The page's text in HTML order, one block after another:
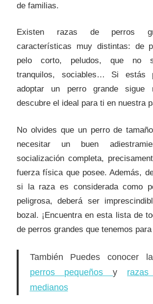
de familias.
Existen razas de perros
características muy distintas: de
pelo corto, peludos, que no
tranquilos, sociables… Si estás
adoptar un perro grande sigue
descubre el ideal para ti en nuestra
No olvides que un perro de
necesitar un buen
socialización completa,
fuerza física que posee. Además,
si la raza es considerada como
peligrosa, deberá ser
bozal. ¡Encuentra en esta lista de
de perros grandes que tenemos
También Puedes conocer
perros pequeñosy
medianos